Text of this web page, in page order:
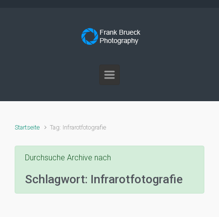
Startseite Tag: Infrarotfotografie
Durchsuche Archive nach
Schlagwort: Infrarotfotografie